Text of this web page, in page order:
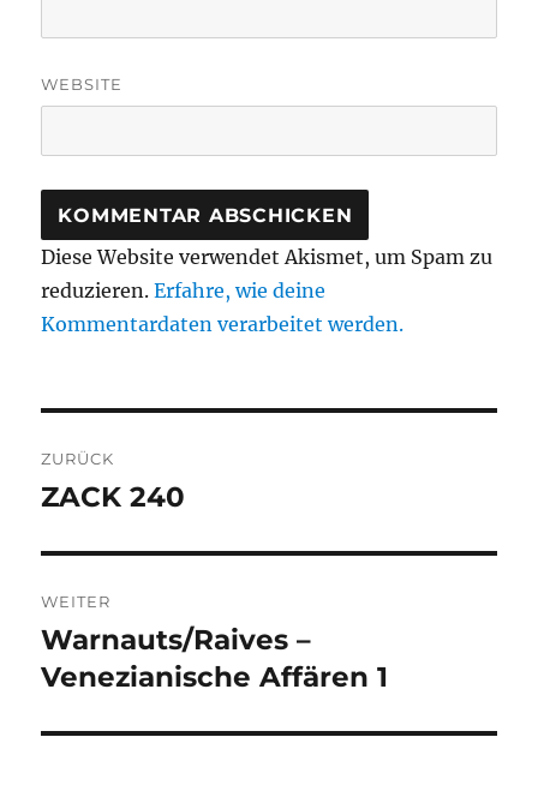
WEBSITE
Diese Website verwendet Akismet, um Spam zu
reduzieren.Erfahre, wie deine
Kommentardaten verarbeitet werden.
ZURÜCK
Vorheriger
ZACK 240
WEITER
Nächster
Beitrag:
Warnauts/Raives –
Venezianische Affären 1